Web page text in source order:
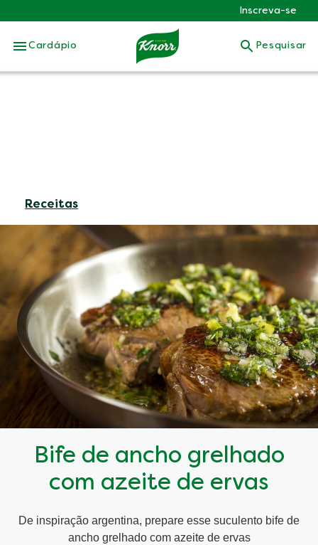
Skip to:
Inscreva-se
Cardápio Pesquisar
Receitas
Bife de ancho grelhado
com azeite de ervas
De inspiração argentina, prepare esse suculento bife de
ancho grelhado com azeite de ervas